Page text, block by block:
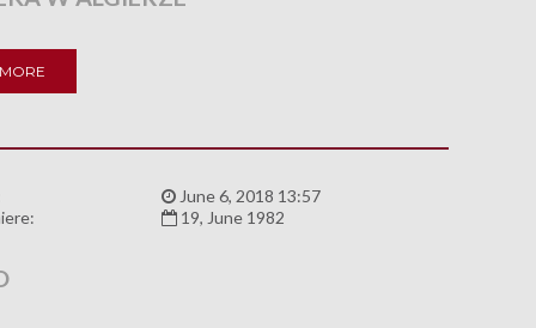
June 6, 2018 13:57
19, June 1982